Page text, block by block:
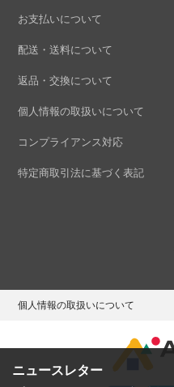
ニュースレター
お支払いについて
配送・送料について
返品・交換について
個人情報の取扱いについて
コンプライアンス対応
特定商取引法に基づく表記
個人情報の取扱いについて